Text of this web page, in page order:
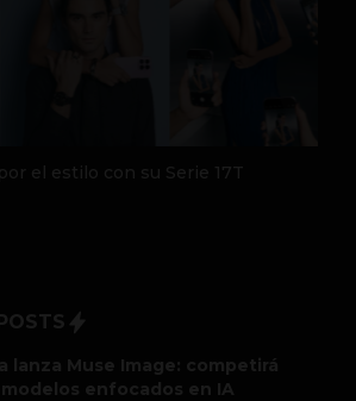
el estilo con su Serie 17T
lanza Muse Image: competirá
enfocados en IA